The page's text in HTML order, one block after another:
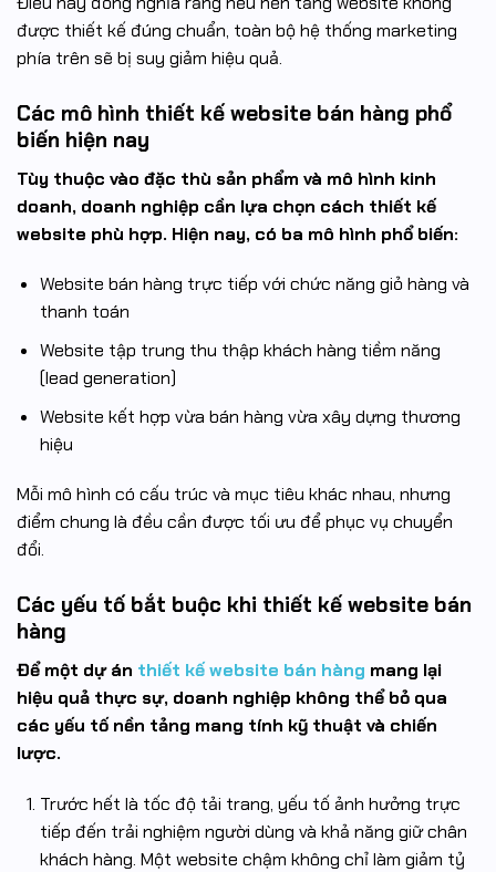
được thiết kế đúng chuẩn, toàn bộ hệ thống marketing
phía trên sẽ bị suy giảm hiệu quả.
Các mô hình thiết kế website bán hàng phổ
biến hiện nay
Tùy thuộc vào đặc thù sản phẩm và mô hình kinh
doanh, doanh nghiệp cần lựa chọn cách thiết kế
website phù hợp. Hiện nay, có ba mô hình phổ biến:
Website bán hàng trực tiếp với chức năng giỏ hàng và
thanh toán
Website tập trung thu thập khách hàng tiềm năng
(lead generation)
Website kết hợp vừa bán hàng vừa xây dựng thương
hiệu
Mỗi mô hình có cấu trúc và mục tiêu khác nhau, nhưng
điểm chung là đều cần được tối ưu để phục vụ chuyển
đổi.
Các yếu tố bắt buộc khi thiết kế website bán
hàng
Để một dự án thiết kế website bán hàng mang lại
hiệu quả thực sự, doanh nghiệp không thể bỏ qua
các yếu tố nền tảng mang tính kỹ thuật và chiến
lược.
Trước hết là tốc độ tải trang, yếu tố ảnh hưởng trực
tiếp đến trải nghiệm người dùng và khả năng giữ chân
khách hàng. Một website chậm không chỉ làm giảm tỷ